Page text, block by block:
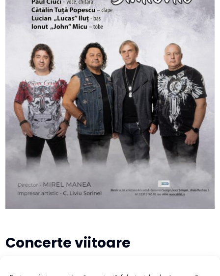
Concerte viitoare
There are no upcoming events at this time.